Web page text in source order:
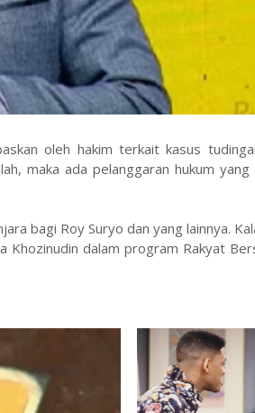
oleh hakim terkait kasus
maka ada pelanggaran hukum yang
bagi Roy Suryo dan yang lainnya.
dalam program Rakyat